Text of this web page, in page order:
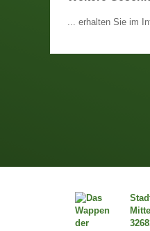
... erhalten Sie im